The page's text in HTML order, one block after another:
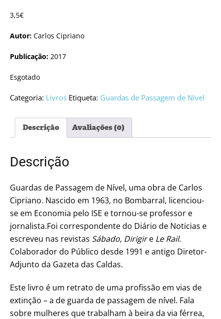
3,5€
Autor: Carlos Cipriano
Publicação: 2017
Esgotado
Categoria: Livros Etiqueta: Guardas de Passagem de Nível
Descrição Avaliações (0)
Descrição
Guardas de Passagem de Nível, uma obra de Carlos
Cipriano. Nascido em 1963, no Bombarral, licenciou-
se em Economia pelo ISE e tornou-se professor e
jornalista.Foi correspondente do Diário de Noticias e
escreveu nas revistas Sábado, Dirigire Le Rail.
Colaborador do Público desde 1991 e antigo Diretor-
Adjunto da Gazeta das Caldas.
Este livro é um retrato de uma profissão em vias de
extinção – a de guarda de passagem de nível. Fala
sobre mulheres que trabalham à beira da via férrea,